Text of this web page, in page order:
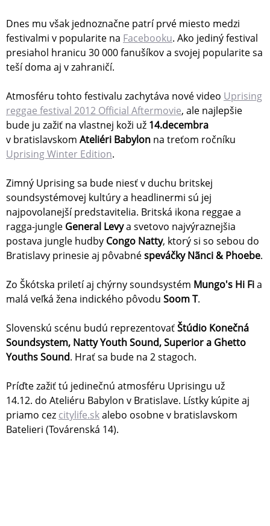
Dnes mu však jednoznačne patrí prvé miesto medzi
festivalmi v popularite na Facebooku. Ako jediný festival
presiahol hranicu 30 000 fanušíkov a svojej popularite sa
teší doma aj v zahraničí.
Atmosféru tohto festivalu zachytáva nové video Uprising
reggae festival 2012 Official Aftermovie, ale najlepšie
bude ju zažiť na vlastnej koži už 14.decembra
v bratislavskom Ateliéri Babylon na treťom ročníku
Uprising Winter Edition.
Zimný Uprising sa bude niesť v duchu britskej
soundsystémovej kultúry a headlinermi sú jej
najpovolanejší predstavitelia. Britská ikona reggae a
ragga-jungle General Levya svetovo najvýraznejšia
postava jungle hudby Congo Natty, ktorý si so sebou do
Bratislavy prinesie aj pôvabnéspeváčky Nãnci & Phoebe.
Zo Škótska priletí aj chýrny soundsystém Mungo's Hi Fia
malá veľká žena indického pôvodu Soom T.
Slovenskú scénu budú reprezentovaťŠtúdio Konečná
Soundsystem, Natty Youth Sound, Superior a Ghetto
Youths Sound. Hrať sa bude na 2 stagoch.
Príďte zažiť tú jedinečnú atmosféru Uprisingu už
14.12. do Ateliéru Babylon v Bratislave. Lístky kúpite aj
priamo cez citylife.skalebo osobne v bratislavskom
Batelieri (Továrenská 14).